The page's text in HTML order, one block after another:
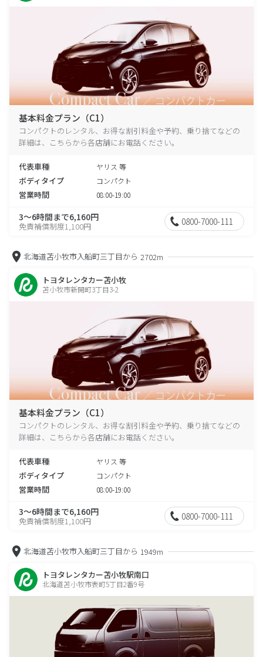
基本料金プラン（C1）
コンパクトのレンタル、お得な割引料金や予約、乗り捨てなどの
詳細は、こちらから各店舗にお電話ください。
代表車種 ヤリス 等
ボディタイプ コンパクト
営業時間 08:00-19:00
3～6時間まで6,160円
免責補償制度1,100円 0800-7000-111
北海道苫小牧市入船町三丁目から 2702m
トヨタレンタカー苫小牧
苫小牧市新開町3丁目3-2
基本料金プラン（C1）
コンパクトのレンタル、お得な割引料金や予約、乗り捨てなどの
詳細は、こちらから各店舗にお電話ください。
代表車種 ヤリス 等
ボディタイプ コンパクト
営業時間 08:00-19:00
3～6時間まで6,160円
免責補償制度1,100円 0800-7000-111
北海道苫小牧市入船町三丁目から 1949m
トヨタレンタカー苫小牧駅南口
北海道苫小牧市表町5丁目2番9号